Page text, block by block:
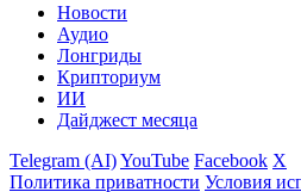
Новости
Аудио
Лонгриды
Крипториум
ИИ
Дайджест месяца
Telegram (AI)YouTube Facebook X
Политика приватности Условия